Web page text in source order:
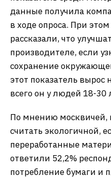
данные получила
в ходе опроса. При
рассказали, что
производителе, если
сохранение
этот показатель
всего он у людей 18-30
По мнению
считать экологичной,
переработанные
ответили 52,2%
потребление бумаги и